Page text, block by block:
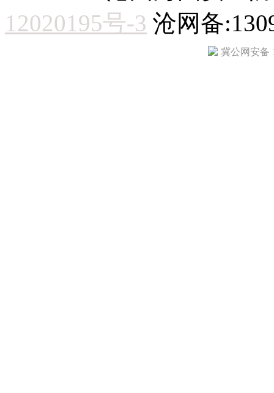
12020195号-3 沧网备
冀公网安备